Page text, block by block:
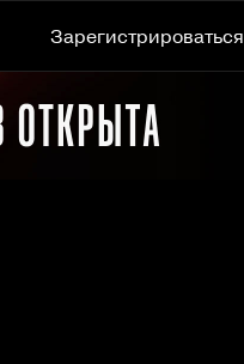
Зарегистрироваться